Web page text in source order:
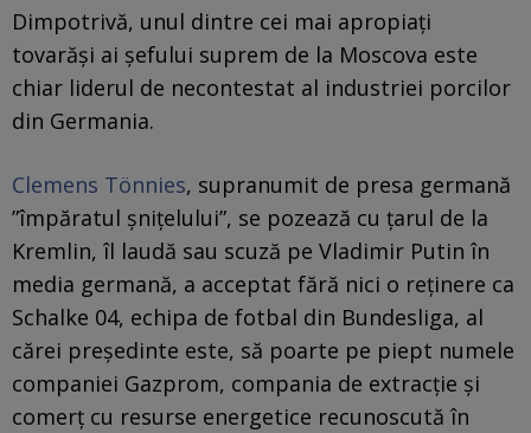
Dimpotrivă, unul dintre cei mai apropiați
tovarăși ai șefului suprem de la Moscova este
chiar liderul de necontestat al industriei porcilor
din Germania.
Clemens Tönnies, supranumit de presa germană
”împăratul șnițelului”, se pozează cu țarul de la
Kremlin, îl laudă sau scuză pe Vladimir Putin în
media germană, a acceptat fără nici o reținere ca
Schalke 04, echipa de fotbal din Bundesliga, al
cărei președinte este, să poarte pe piept numele
companiei Gazprom, compania de extracție și
comerț cu resurse energetice recunoscută în